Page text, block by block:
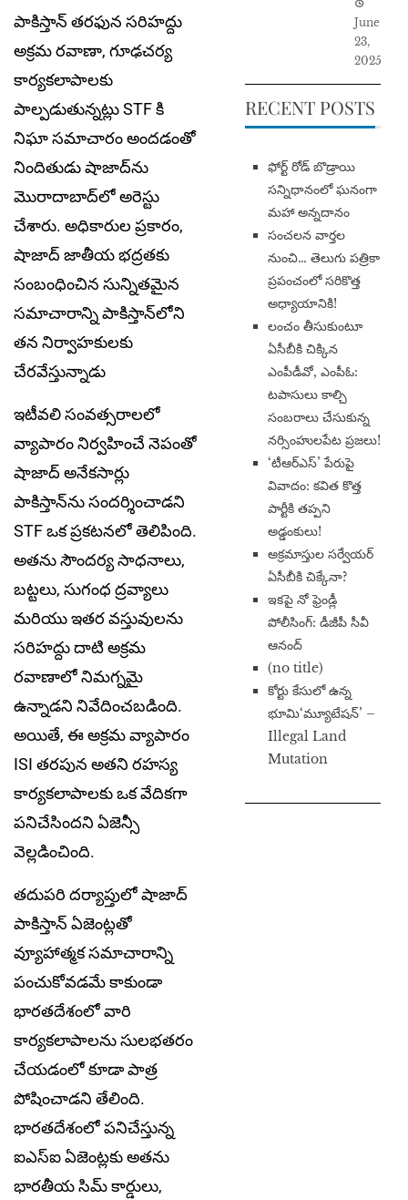
పాకిస్తాన్ తరఫున సరిహద్దు
అక్రమ రవాణా, గూఢచర్య
కార్యకలాపాలకు
పాల్పడుతున్నట్లు STF కి
నిఘా సమాచారం అందడంతో
నిందితుడు షాజాద్‌ను
మొరాదాబాద్‌లో అరెస్టు
చేశారు. అధికారుల ప్రకారం,
షాజాద్ జాతీయ భద్రతకు
సంబంధించిన సున్నితమైన
సమాచారాన్ని పాకిస్తాన్‌లోని
తన నిర్వాహకులకు
చేరవేస్తున్నాడు
ఇటీవలి సంవత్సరాలలో
వ్యాపారం నిర్వహించే నెపంతో
షాజాద్ అనేకసార్లు
పాకిస్తాన్‌ను సందర్శించాడని
STF ఒక ప్రకటనలో తెలిపింది.
అతను సౌందర్య సాధనాలు,
బట్టలు, సుగంధ ద్రవ్యాలు
మరియు ఇతర వస్తువులను
సరిహద్దు దాటి అక్రమ
రవాణాలో నిమగ్నమై
ఉన్నాడని నివేదించబడింది.
అయితే, ఈ అక్రమ వ్యాపారం
ISI తరపున అతని రహస్య
కార్యకలాపాలకు ఒక వేదికగా
పనిచేసిందని ఏజెన్సీ
వెల్లడించింది.
తదుపరి దర్యాప్తులో షాజాద్
పాకిస్తాన్ ఏజెంట్లతో
వ్యూహాత్మక సమాచారాన్ని
పంచుకోవడమే కాకుండా
భారతదేశంలో వారి
కార్యకలాపాలను సులభతరం
చేయడంలో కూడా పాత్ర
పోషించాడని తేలింది.
భారతదేశంలో పనిచేస్తున్న
ఐఎస్ఐ ఏజెంట్లకు అతను
భారతీయ సిమ్ కార్డులు,
June
23,
2025
RECENT POSTS
​ఫోర్ట్ రోడ్ బొడ్రాయి
సన్నిధానంలో ఘనంగా
మహా అన్నదానం
సంచలన వార్తల
నుంచి… తెలుగు పత్రికా
ప్రపంచంలో సరికొత్త
అధ్యాయానికి!
​లంచం తీసుకుంటూ
ఏసీబీకి చిక్కిన
ఎంపీడీవో, ఎంపీఓ:
టపాసులు కాల్చి
సంబరాలు చేసుకున్న
నర్సింహులపేట ప్రజలు!
‘టీఆర్ఎస్’ పేరుపై
వివాదం: కవిత కొత్త
పార్టీకి తప్పని
అడ్డంకులు!
అక్రమాస్తుల సర్వేయర్
ఏసీబీకి చిక్కేనా?
ఇకపై నో ఫ్రెండ్లీ
పోలీసింగ్: డీజీపీ సీవీ
ఆనంద్
(no title)
​కోర్టు కేసులో ఉన్న
భూమి‘మ్యూటేషన్’ –
Illegal Land
Mutation